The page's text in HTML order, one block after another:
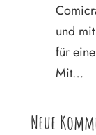
und
für
Mit…
Neue